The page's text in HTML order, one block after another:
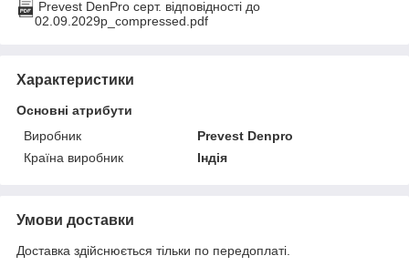
Prevest DenPro серт. відповідності до
02.09.2029р_compressed.pdf
Характеристики
Основні атрибути
Виробник
Prevest Denpro
Країна виробник
Індія
Умови доставки
Доставка здійснюється тільки по передоплаті.